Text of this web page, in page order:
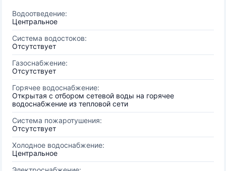
Водоотведение:
Центральное
Система водостоков:
Отсутствует
Газоснабжение:
Отсутствует
Горячее водоснабжение:
Открытая с отбором сетевой воды на горячее
водоснабжение из тепловой сети
Система пожаротушения:
Отсутствует
Холодное водоснабжение:
Центральное